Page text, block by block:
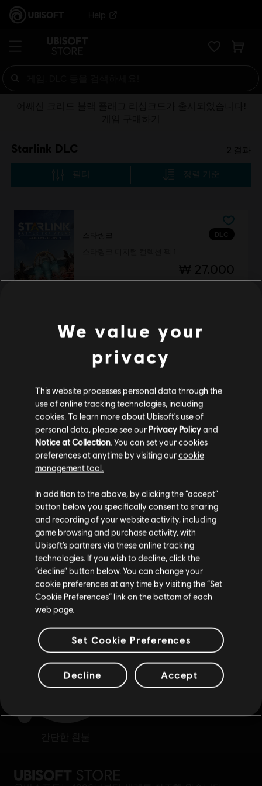
Help
Starlink DLC 2 결과
필터 정렬 기준
DLC
스타링크
₩ 27,000
스타링크 디지털 컬렉션 팩 2
종 아이템 개 표시
공식 Ubisoft 상점에서 좋아하는 영웅을 모두 만나보십시오. 새로운 상품, 특별한 콜
렉터 에디션과 멋진 프로모션 등 Ubisoft 최고의 상품을 1년 내내 선보입니다. 시즌 패
스부터 수집품까지, 풍성한 즐길 거리로 게임을 완벽하게 체험하실 수 있 …
독점 혜택 보상
고객님은 미국에 위치하고 있다고 생각합니다.
구매를 위해 로컬 지역의 상점을 방문하십시오.
현재 스토어 유지
위치 업데이트
We value your
privacy
This website processes personal data through the
use of online tracking technologies, including
cookies. To learn more about Ubisoft's use of
personal data, please see our Privacy Policyand
Notice at Collection. You can set your cookies
preferences at anytime by visiting ourcookie
management tool.
In addition to the above, by clicking the “accept”
button below you specifically consent to sharing
and recording of your website activity, including
game browsing and purchase activity, with
Ubisoft’s partners via these online tracking
technologies. If you wish to decline, click the
“decline” button below. You can change your
cookie preferences at any time by visiting the “Set
Cookie Preferences” link on the bottom of each
web page.
Set Cookie Preferences
Decline Accept